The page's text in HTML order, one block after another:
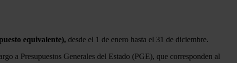
equivalente), desde el 1 de enero hasta el 31 de diciembre.
a Presupuestos Generales del Estado (PGE), que corresponden al